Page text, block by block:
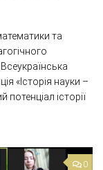
та
«Історія науки –
історії
0